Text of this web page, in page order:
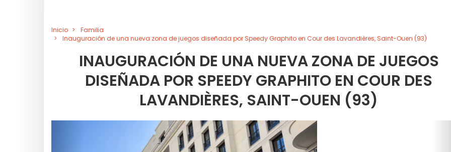
Inicio
Familia
Inauguración de una nueva zona de juegos diseñada por Speedy Graphito en Cour des Lavandières, Saint-Ouen (93)
INAUGURACIÓN DE UNA NUEVA ZONA DE JUEGOS
DISEÑADA POR SPEEDY GRAPHITO EN COUR DES
LAVANDIÈRES, SAINT-OUEN (93)